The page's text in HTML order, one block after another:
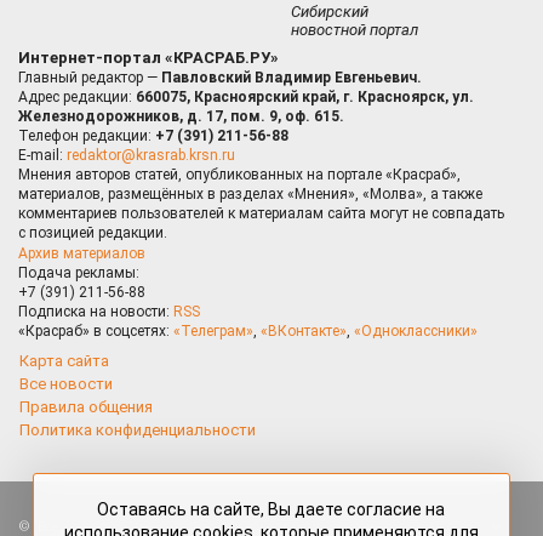
Сибирский
новостной портал
Интернет-портал «КРАСРАБ.РУ»
Главный редактор — Павловский Владимир Евгеньевич.
Адрес редакции: 660075, Красноярский край, г. Красноярск, ул.
Железнодорожников, д. 17, пом. 9, оф. 615.
Телефон редакции: +7 (391) 211-56-88
E-mail: redaktor@krasrab.krsn.ru
Мнения авторов статей, опубликованных на портале «Красраб»,
материалов, размещённых в разделах «Мнения», «Молва», а также
комментариев пользователей к материалам сайта могут не совпадать
с позицией редакции.
Архив материалов
Подача рекламы:
+7 (391) 211-56-88
Подписка на новости: RSS
«Красраб» в соцсетях: «Телеграм», «ВКонтакте», «Одноклассники»
Карта сайта
Все новости
Правила общения
Политика конфиденциальности
Все права защищены. Любые материалы, размещённые на портале
Оставаясь на сайте, Вы даете согласие на